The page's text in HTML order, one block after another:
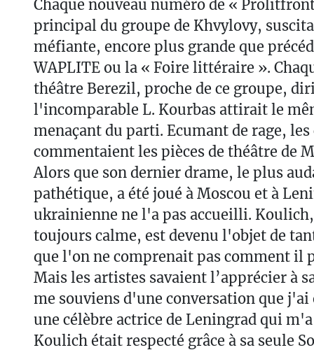
Chaque nouveau numéro de «
principal du groupe de Khvylovy,
méfiante, encore plus grande que
WAPLITE ou la « Foire littéraire ».
théâtre Berezil, proche de ce groupe,
l'incomparable L. Kourbas attirait le
menaçant du parti. Ecumant de rage,
commentaient les pièces de théâtre de
Alors que son dernier drame, le plus
pathétique, a été joué à Moscou et à
ukrainienne ne l'a pas accueilli.
toujours calme, est devenu l'objet de
que l'on ne comprenait pas comment il
Mais les artistes savaient l’apprécier à
me souviens d'une conversation que j'ai
une célèbre actrice de Leningrad qui
Koulich était respecté grâce à sa seule